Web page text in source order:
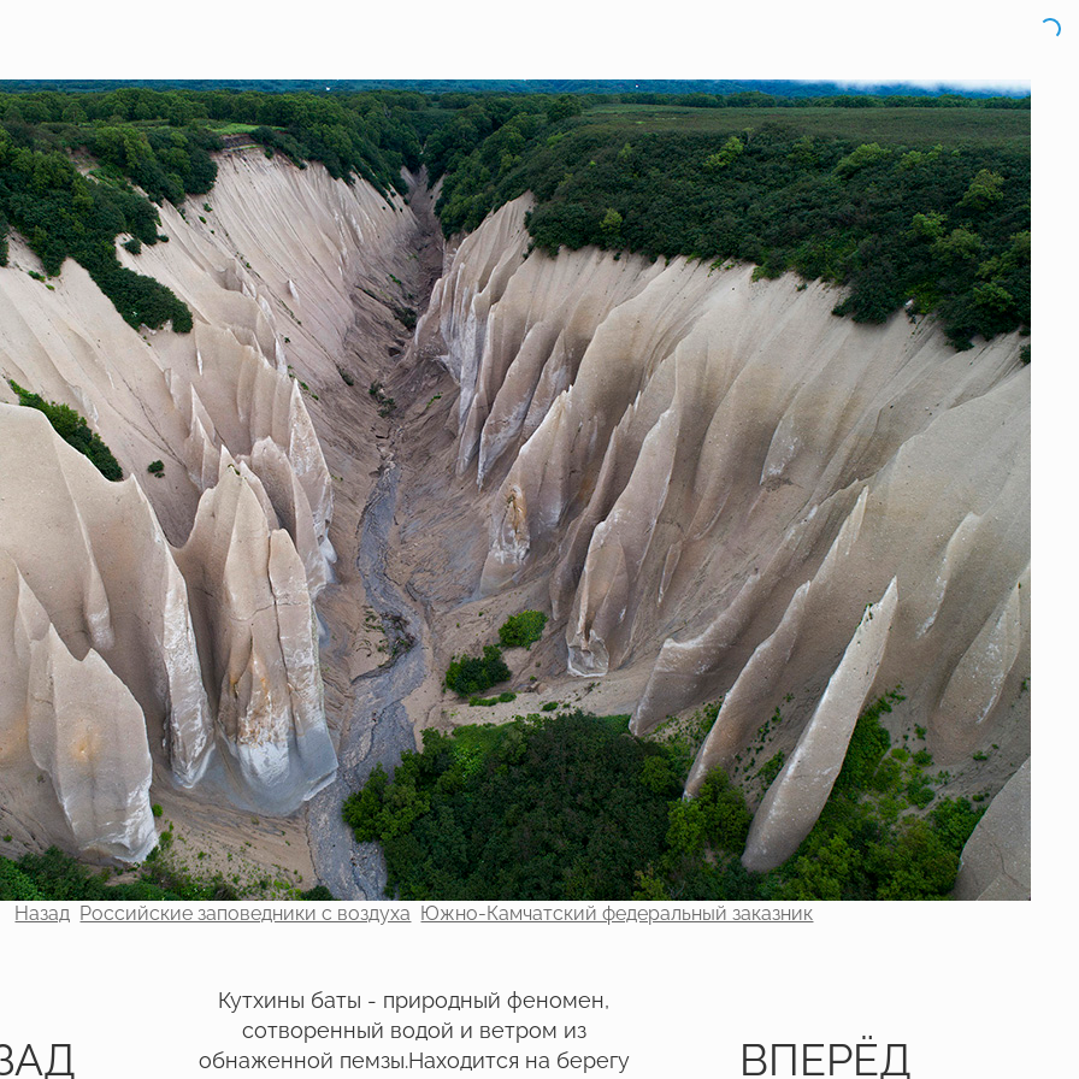
Назад Российские заповедники с воздуха Южно-Камчатский федеральный заказник
Кутхины баты - природный феномен,
сотворенный водой и ветром из
обнаженной пемзы.Находится на берегу
ВПЕРЁД